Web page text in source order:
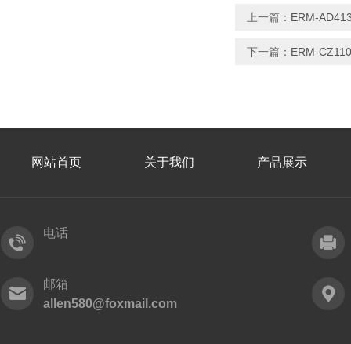
上一篇： ERM-
下一篇： ERM-
网站首页 关于我们 产品展示
电话
邮箱
allen580@foxmail.com